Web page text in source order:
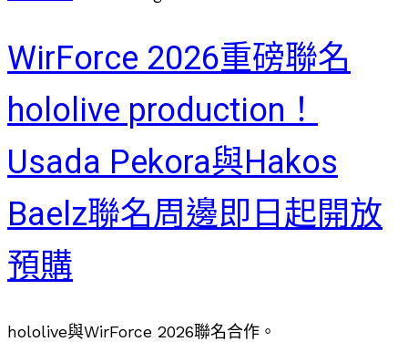
WirForce 2026重磅聯名
hololive production！
Usada Pekora與Hakos
Baelz聯名周邊即日起開放
預購
hololive與WirForce 2026聯名合作。